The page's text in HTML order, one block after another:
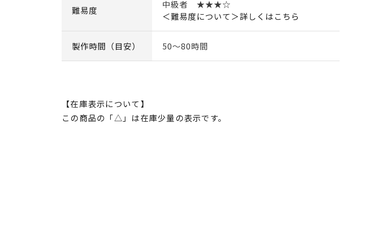
難易度
中級者 ★★★☆
＜難易度について＞詳しくはこちら
製作時間（目安） 50～80時間
【在庫表示について】
この商品の「△」は在庫少量の表示です。